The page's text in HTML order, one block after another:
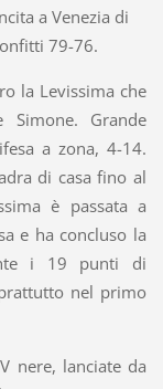
a Venezia di
79-76.
la Levissima che
Grande
a zona, 4-14.
di casa fino al
è passata a
e ha concluso la
i 19 punti di
nel primo
nere, lanciate da